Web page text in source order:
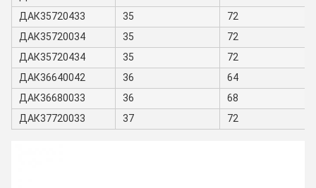
ДАК35720433
35
72
ДАК35720034
35
72
ДАК35720434
35
72
ДАК36640042
36
64
ДАК36680033
36
68
ДАК37720033
37 72